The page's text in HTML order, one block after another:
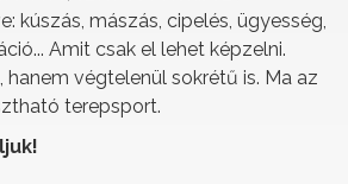
kúszás, mászás, cipelés, ügyesség,
Amit csak el lehet képzelni.
hanem végtelenül sokrétű is. Ma az
terepsport.